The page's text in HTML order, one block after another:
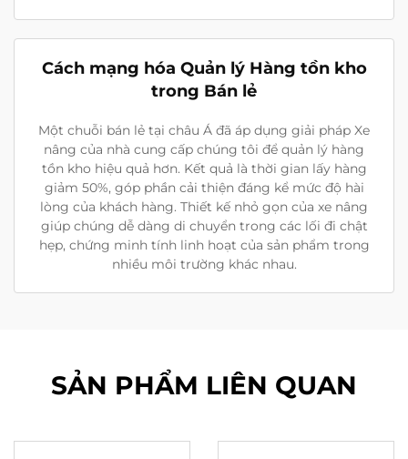
Cách mạng hóa Quản lý Hàng tồn kho
trong Bán lẻ
Một chuỗi bán lẻ tại châu Á đã áp dụng giải pháp Xe
nâng của nhà cung cấp chúng tôi để quản lý hàng
tồn kho hiệu quả hơn. Kết quả là thời gian lấy hàng
giảm 50%, góp phần cải thiện đáng kể mức độ hài
lòng của khách hàng. Thiết kế nhỏ gọn của xe nâng
giúp chúng dễ dàng di chuyển trong các lối đi chật
hẹp, chứng minh tính linh hoạt của sản phẩm trong
nhiều môi trường khác nhau.
SẢN PHẨM LIÊN QUAN